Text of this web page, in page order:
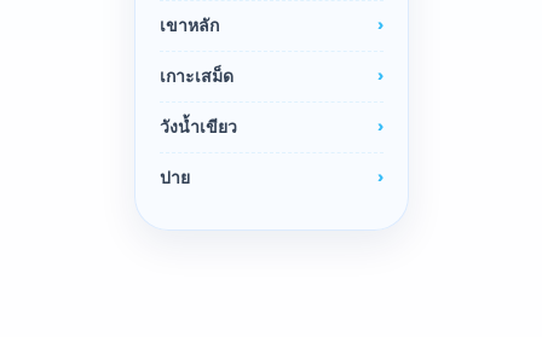
เขาหลัก
เกาะเสม็ด
วังน้ำเขียว
ปาย